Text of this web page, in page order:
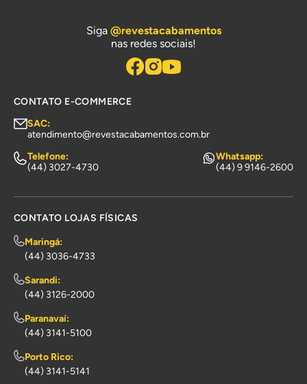
Siga @revestacabamentos
nas redes sociais!
CONTATO E-COMMERCE
SAC:
atendimento@revestacabamentos.com.br
Telefone:
(44) 3027-4730
Whatsapp:
(44) 9 9146-2600
CONTATO LOJAS FÍSICAS
Maringá:
(44) 3036-4733
Sarandi:
(44) 3126-2000
Paranavaí:
(44) 3141-5100
Porto Rico:
(44) 3141-5141